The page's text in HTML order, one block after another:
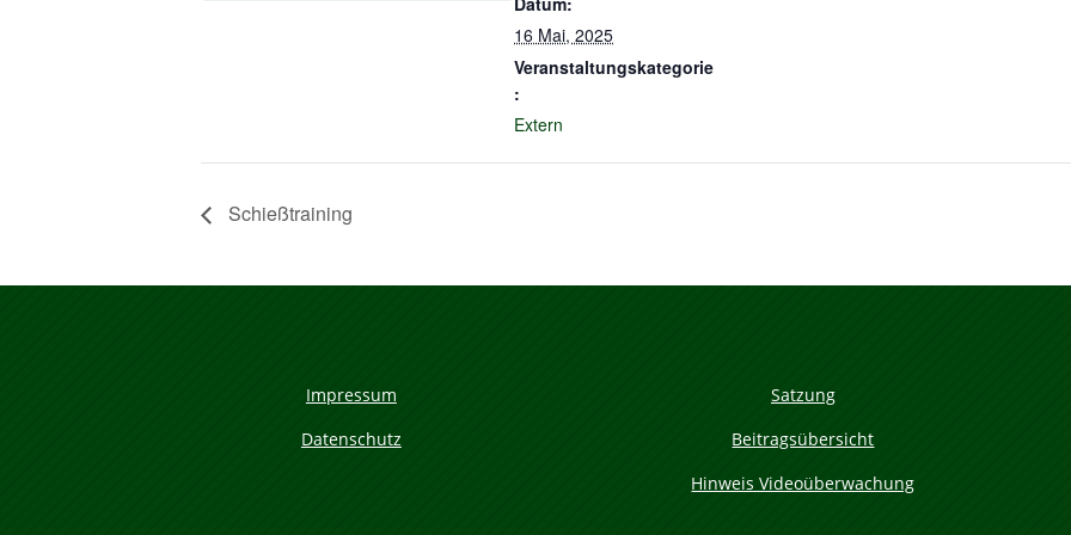
16 Mai, 2025
Veranstaltungskategorie
:
Extern
Schießtraining
Impressum
Datenschutz
Satzung
Beitragsübersicht
Hinweis Videoüberwachung